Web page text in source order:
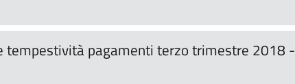
tempestività pagamenti terzo trimestre 2018 -